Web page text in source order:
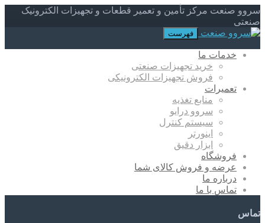
سروو صنعت مرکز تأمین و تعمیر قطعات و تجهیزات الکترونیک
صنعتی
فهرست
خدمات ما
خرید تجهیزات صنعتی
فروش تجهیزات الکترونیکی
تعمیرات
منابع تغذیه
سروو درایو
سیستم کنترل
اینورتر
ابزار دقیق
فروشگاه
عرضه و فروش کالای شما
درباره ما
تماس با ما
تماس